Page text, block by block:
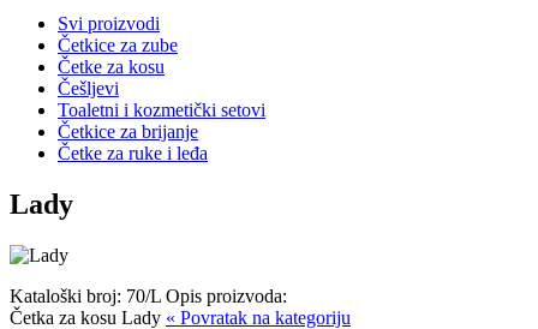
Svi proizvodi
Četkice za zube
Četke za kosu
Češljevi
Toaletni i kozmetički setovi
Četkice za brijanje
Četke za ruke i leđa
Lady
Kataloški broj: 70/L Opis proizvoda:
Četka za kosu Lady « Povratak na kategoriju